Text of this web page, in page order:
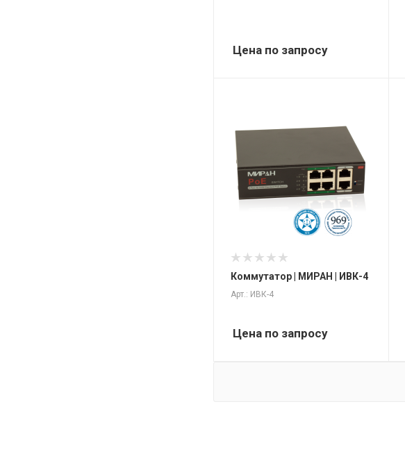
Цена по запросу
Коммутатор | МИРАН | ИВК-4
Арт.: ИВК-4
Цена по запросу